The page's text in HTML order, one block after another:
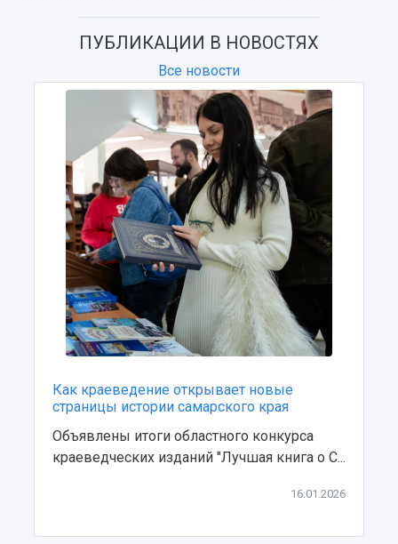
Центр истории авиационных двигателей
Умный дом бабочек
Международный межвузовский кампус
Сведения об образовательной организации
Официальные документы
ПУБЛИКАЦИИ В НОВОСТЯХ
Все новости
Как краеведение открывает новые
страницы истории самарского края
Объявлены итоги областного конкурса
краеведческих изданий "Лучшая книга о С...
16.01.2026